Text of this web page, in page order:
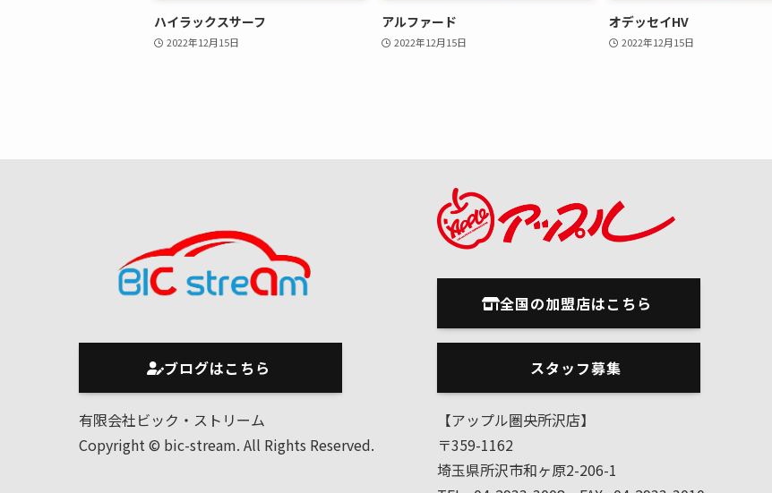
ハイラックスサーフ
2022年12月15日
アルファード
2022年12月15日
オデッセイHV
2022年12月15日
ブログはこちら
有限会社ビック・ストリーム
Copyright © bic-stream. All Rights Reserved.
全国の加盟店はこちら
スタッフ募集
【アップル圏央所沢店】
〒359-1162
埼玉県所沢市和ヶ原2-206-1